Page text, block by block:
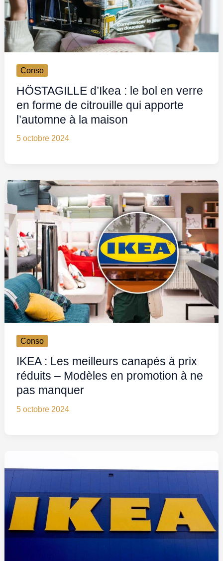
Conso
HÖSTAGILLE d’Ikea : le bol en verre
en forme de citrouille qui apporte
l’automne à la maison
5 octobre 2024
Conso
IKEA : Les meilleurs canapés à prix
réduits – Modèles en promotion à ne
pas manquer
5 octobre 2024